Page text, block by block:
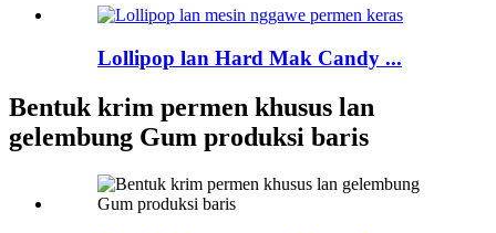
Lollipop lan Hard Mak Candy ...
Bentuk krim permen khusus lan
gelembung Gum produksi baris